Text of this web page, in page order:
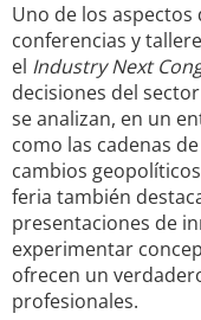
Uno de los
conferencias y
el Industry Next
decisiones del
se analizan, en un
como las cadenas
cambios
feria también
presentaciones de
experimentar
ofrecen un
profesionales.